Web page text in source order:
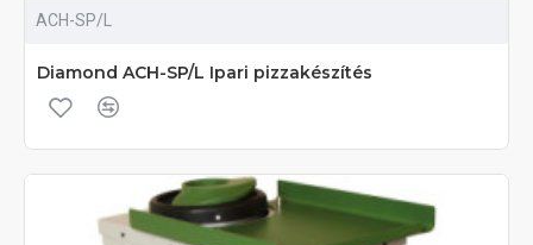
ACH-SP/L
Diamond ACH-SP/L Ipari pizzakészítés